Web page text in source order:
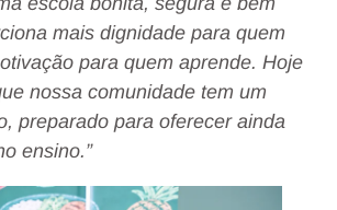
mais dignidade para quem
para quem aprende. Hoje
nossa comunidade tem um
preparado para oferecer ainda
ensino.”